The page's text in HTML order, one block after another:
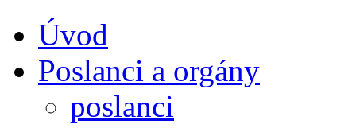
Úvod
Poslanci a orgány
poslanci